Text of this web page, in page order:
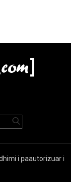
i paautorizuar i